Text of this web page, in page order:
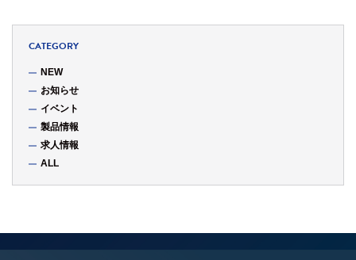
CATEGORY
NEW
お知らせ
イベント
製品情報
求人情報
ALL